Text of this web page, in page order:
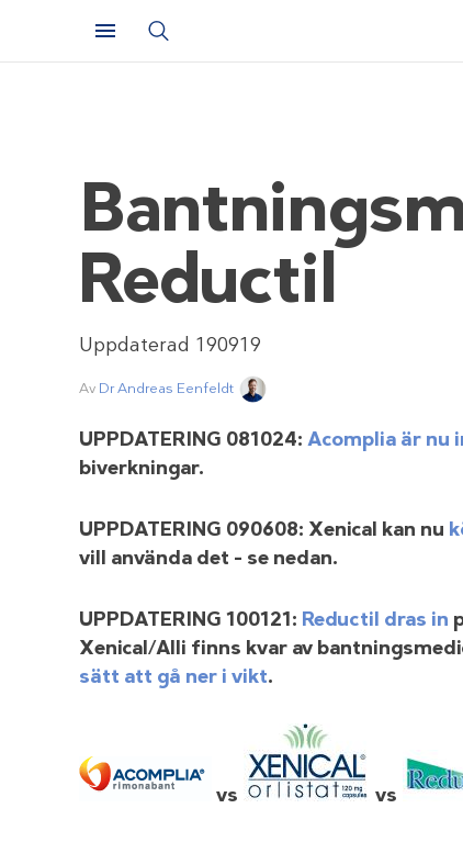
Reductil
Uppdaterad 190919
Av Dr Andreas Eenfeldt
UPPDATERING 081024: Acomplia är nu
biverkningar.
UPPDATERING 090608: Xenical kan nu
vill använda det – se nedan.
UPPDATERING 100121: Reductil dras in
Xenical/Alli finns kvar av
sätt att gå ner i vikt.
vs vs